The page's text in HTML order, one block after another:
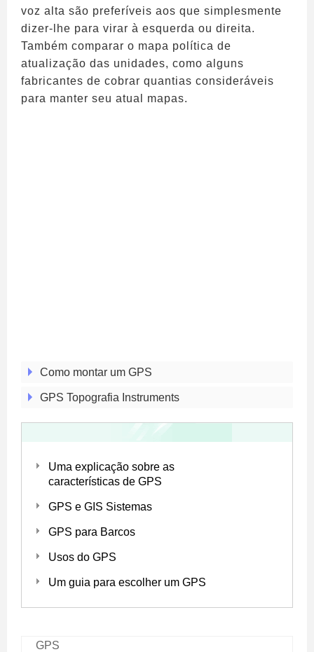
voz alta são preferíveis aos que simplesmente
dizer-lhe para virar à esquerda ou direita.
Também comparar o mapa política de
atualização das unidades, como alguns
fabricantes de cobrar quantias consideráveis ​​
para manter seu atual mapas.
Como montar um GPS
GPS Topografia Instruments
Uma explicação sobre as
características de GPS
GPS e GIS Sistemas
GPS para Barcos
Usos do GPS
Um guia para escolher um GPS
GPS